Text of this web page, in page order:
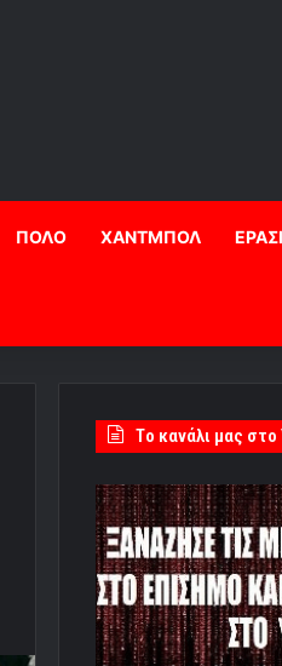
ΠΟΛΟ ΧΑΝΤΜΠΟΛ
Tο κανάλι μας στο